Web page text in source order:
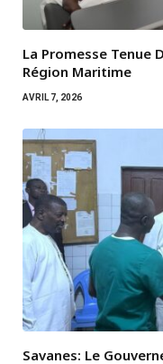
La Promesse Tenue
Région Maritime
AVRIL 7, 2026
Savanes: Le